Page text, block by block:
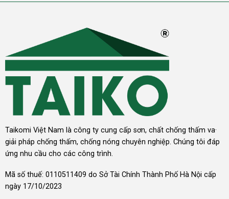
Taikomi Việt Nam là công ty cung cấp sơn, chất chống thấm va·
giải pháp chống thấm, chống nóng chuyên nghiệp. Chúng tôi đáp
ứng nhu cầu cho các công trình.
Mã số thuế: 0110511409 do Sở Tài Chính Thành Phố Hà Nội cấp
ngày 17/10/2023